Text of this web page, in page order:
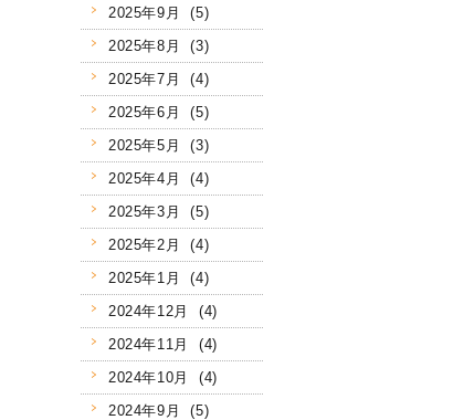
2025年9月 (5)
2025年8月 (3)
2025年7月 (4)
2025年6月 (5)
2025年5月 (3)
2025年4月 (4)
2025年3月 (5)
2025年2月 (4)
2025年1月 (4)
2024年12月 (4)
2024年11月 (4)
2024年10月 (4)
2024年9月 (5)